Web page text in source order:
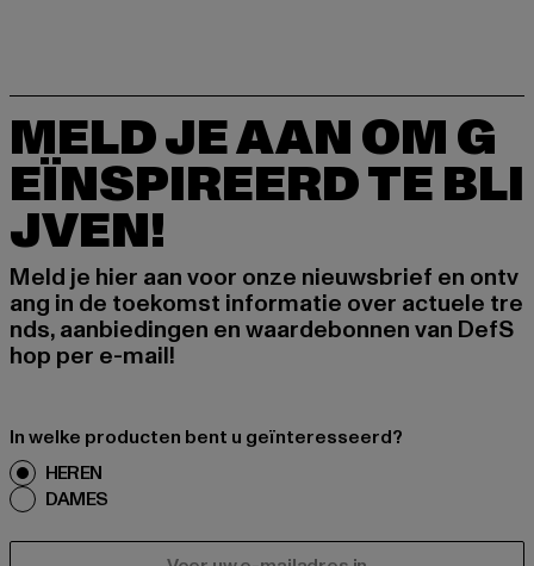
MELD JE AAN OM G
EÏNSPIREERD TE BLI
JVEN!
Meld je hier aan voor onze nieuwsbrief en ontv
ang in de toekomst informatie over actuele tre
nds, aanbiedingen en waardebonnen van DefS
hop per e-mail!
In welke producten bent u geïnteresseerd?
HEREN
DAMES